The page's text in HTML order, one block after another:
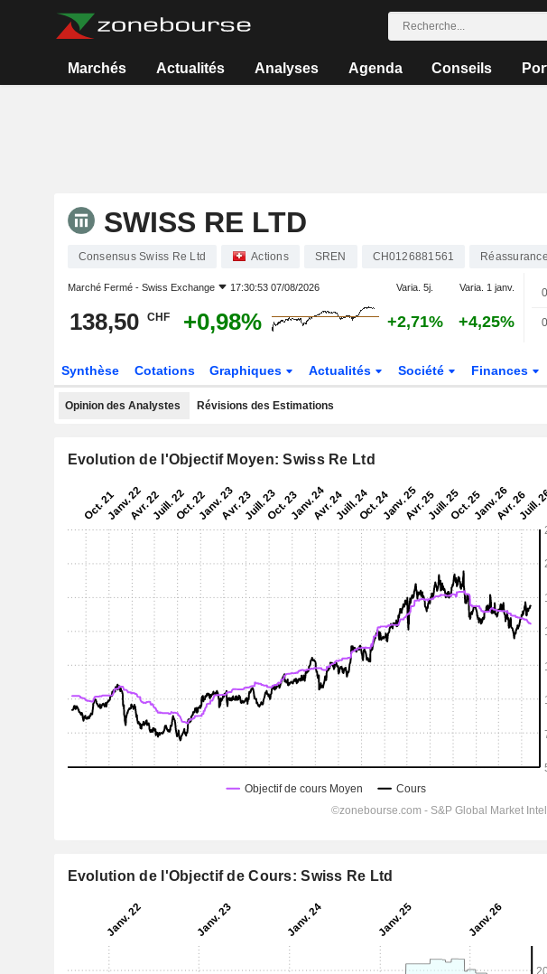
Marchés Actualités Analyses Agenda Conseils
SWISS RE LTD
Consensus Swiss Re Ltd Actions SREN CH0126881561 Réassurance
Marché Fermé - Swiss Exchange 17:30:53 07/08/2026 Varia. 5j. Varia. 1 janv.
138,50 CHF +0,98% +2,71% +4,25%
Synthèse Cotations Graphiques Actualités Société Finances
Opinion des Analystes Révisions des Estimations
Evolution de l'Objectif Moyen: Swiss Re Ltd
Evolution de l'Objectif de Cours: Swiss Re Ltd